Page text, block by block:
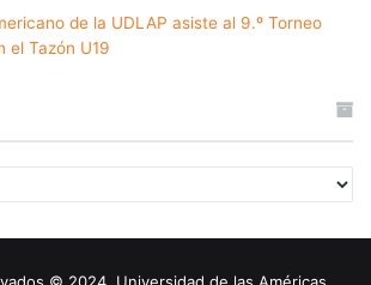
de la UDLAP asiste al 9.º Torneo
el Tazón U19